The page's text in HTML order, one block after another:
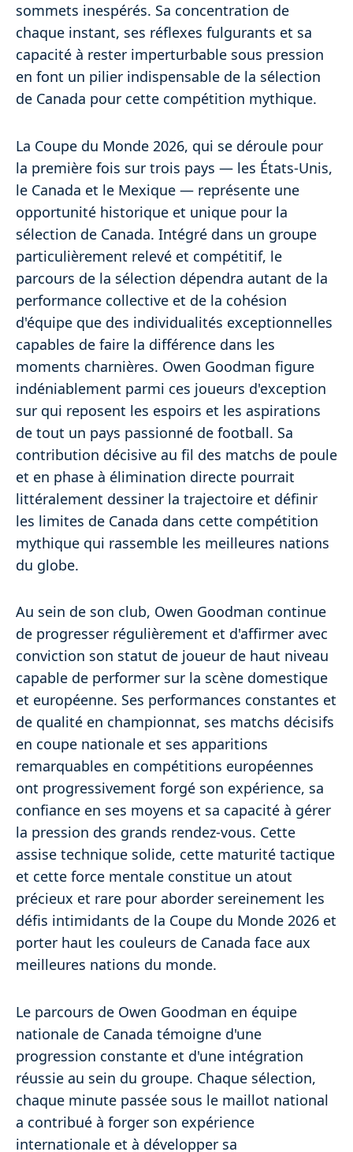
sommets inespérés. Sa concentration de
chaque instant, ses réflexes fulgurants et sa
capacité à rester imperturbable sous pression
en font un pilier indispensable de la sélection
de Canada pour cette compétition mythique.
La Coupe du Monde 2026, qui se déroule pour
la première fois sur trois pays — les États-Unis,
le Canada et le Mexique — représente une
opportunité historique et unique pour la
sélection de Canada. Intégré dans un groupe
particulièrement relevé et compétitif, le
parcours de la sélection dépendra autant de la
performance collective et de la cohésion
d'équipe que des individualités exceptionnelles
capables de faire la différence dans les
moments charnières. Owen Goodman figure
indéniablement parmi ces joueurs d'exception
sur qui reposent les espoirs et les aspirations
de tout un pays passionné de football. Sa
contribution décisive au fil des matchs de poule
et en phase à élimination directe pourrait
littéralement dessiner la trajectoire et définir
les limites de Canada dans cette compétition
mythique qui rassemble les meilleures nations
du globe.
Au sein de son club, Owen Goodman continue
de progresser régulièrement et d'affirmer avec
conviction son statut de joueur de haut niveau
capable de performer sur la scène domestique
et européenne. Ses performances constantes et
de qualité en championnat, ses matchs décisifs
en coupe nationale et ses apparitions
remarquables en compétitions européennes
ont progressivement forgé son expérience, sa
confiance en ses moyens et sa capacité à gérer
la pression des grands rendez-vous. Cette
assise technique solide, cette maturité tactique
et cette force mentale constitue un atout
précieux et rare pour aborder sereinement les
défis intimidants de la Coupe du Monde 2026 et
porter haut les couleurs de Canada face aux
meilleures nations du monde.
Le parcours de Owen Goodman en équipe
nationale de Canada témoigne d'une
progression constante et d'une intégration
réussie au sein du groupe. Chaque sélection,
chaque minute passée sous le maillot national
a contribué à forger son expérience
internationale et à développer sa